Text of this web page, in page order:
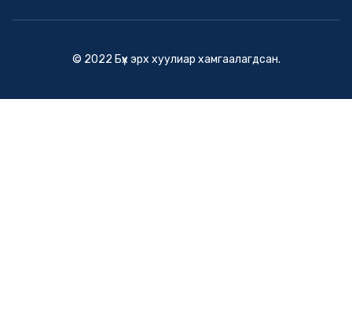
© 2022 Бүх эрх хуулиар хамгаалагдсан.